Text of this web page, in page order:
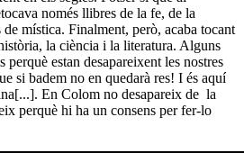
només llibres de la fe, de la
mística. Finalment, però, acaba tocant
la ciència i la literatura. Alguns
estan desapareixent les nostres
si badem no en quedarà res! I és aquí
En Colom no desapareix de la
perquè hi ha un consens per fer-lo